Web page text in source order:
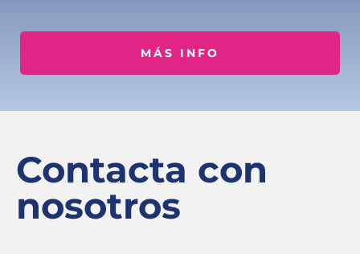
MÁS INFO
Contacta con
nosotros